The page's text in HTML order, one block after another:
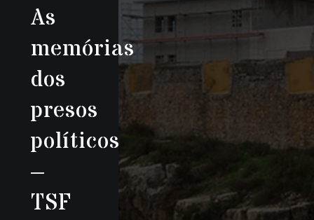
As
memórias
dos
presos
políticos
–
TSF